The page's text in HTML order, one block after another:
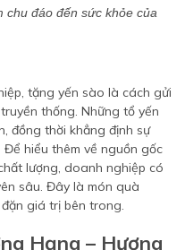
chu đáo đến sức khỏe của
tặng yến sào là cách gửi
thống. Những tổ yến
đồng thời khẳng định sự
hiểu thêm về nguồn gốc
lượng, doanh nghiệp có
sâu. Đây là món quà
giá trị bên trong.
Hạng – Hương